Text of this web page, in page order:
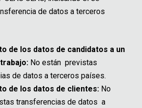
de datos a terceros
de los datos de candidatos a un
No están previstas
de datos a terceros países.
de los datos de clientes: No
transferencias de datos a